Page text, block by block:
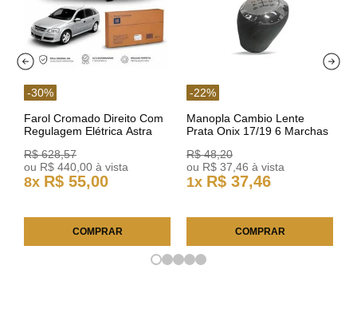
-30%
Farol Cromado Direito Com
Regulagem Elétrica Astra
R$ 628,57
ou R$ 440 00 à vista
8x R$ 55,00
COMPRAR
-22%
Manopla Cambio Lente
Prata Onix 17/19 6 Marchas
R$ 48,20
ou R$ 37 46 à vista
1x R$ 37,46
COMPRAR